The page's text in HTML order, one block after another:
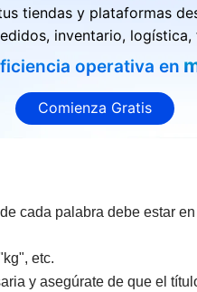
tiendas y plataformas
inventario, logística,
operativa en
Comienza Gratis
cada palabra debe estar
etc.
y asegúrate de que el